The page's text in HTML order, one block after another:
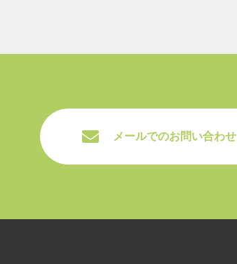
メールでのお問い合わせ